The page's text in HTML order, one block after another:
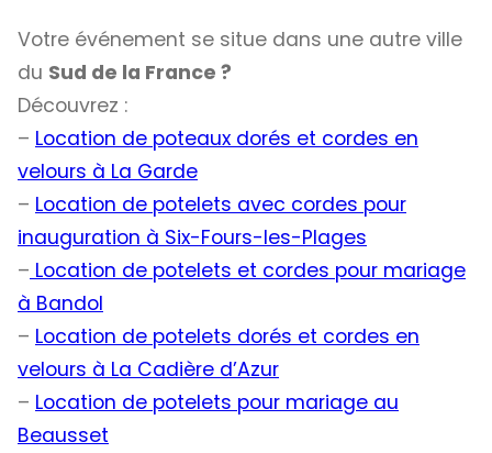
Votre événement se situe dans une autre ville
du Sud de la France ?
Découvrez :
– Location de poteaux dorés et cordes en
velours à La Garde
– Location de potelets avec cordes pour
inauguration à Six-Fours-les-Plages
– Location de potelets et cordes pour mariage
à Bandol
– Location de potelets dorés et cordes en
velours à La Cadière d’Azur
– Location de potelets pour mariage au
Beausset